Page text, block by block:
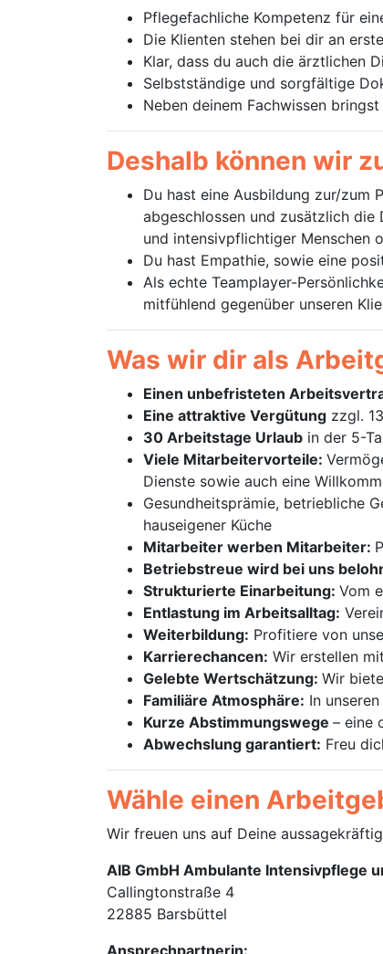
Pflegefachliche Kompetenz für
Die Klienten stehen bei dir an
Klar, dass du auch die ärztlichen
Selbstständige und sorgfältige
Neben deinem Fachwissen
Deshalb können wir
Du hast eine Ausbildung zur/zum
abgeschlossen und zusätzlich
und intensivpflichtiger Menschen
Du hast Empathie, sowie eine
Als echte Teamplayer-
mitfühlend gegenüber unseren
Was wir dir als
Einen unbefristeten
Eine attraktive Vergütung zzgl.
30 Arbeitstage Urlaub in der 5-
Viele Mitarbeitervorteile:
Dienste sowie auch eine
Gesundheitsprämie, betriebliche
hauseigener Küche
Mitarbeiter werben Mitarbeiter:
Betriebstreue wird bei uns
Strukturierte Einarbeitung: Vom
Entlastung im Arbeitsalltag:
Weiterbildung: Profitiere von
Karrierechancen: Wir erstellen
Gelebte Wertschätzung: Wir
Familiäre Atmosphäre: In
Kurze Abstimmungswege – eine
Abwechslung garantiert: Freu
Wähle einen
Wir freuen uns auf Deine
AIB GmbH Ambulante Intensivpflege
Callingtonstraße 4
22885 Barsbüttel
Ansprechpartnerin: